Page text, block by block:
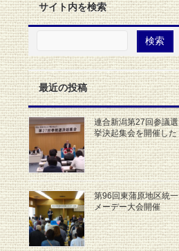
サイト内を検索
最近の投稿
連合新潟第27回参議選
挙決起集会を開催した
第96回東蒲原地区統一
メーデー大会開催